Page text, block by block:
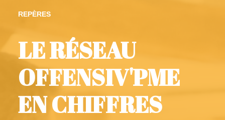
REPÈRES
LE RÉSEAU
OFFENSIV'PME
EN CHIFFRES